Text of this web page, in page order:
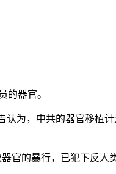
的器官。
为，中共的器官移植
官的暴行，已犯下反人